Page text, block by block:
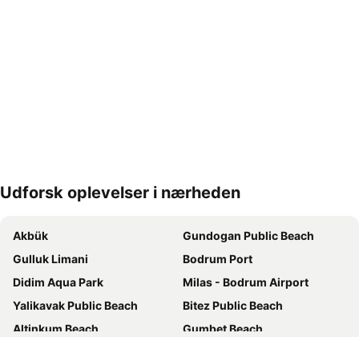
Udvid kort
Udforsk oplevelser i nærheden
Akbük
Gundogan Public Beach
Gulluk Limani
Bodrum Port
Didim Aqua Park
Milas - Bodrum Airport
Yalikavak Public Beach
Bitez Public Beach
Altinkum Beach
Gumbet Beach